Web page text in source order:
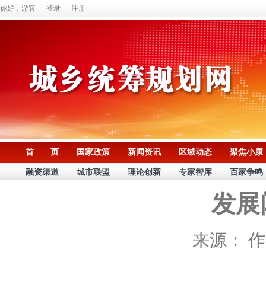
你好，游客 登录 注册
首 页 国家政策 新闻资讯 区域动态 聚焦小康
融资渠道 城市联盟 理论创新 专家智库 百家争鸣
发
来源：